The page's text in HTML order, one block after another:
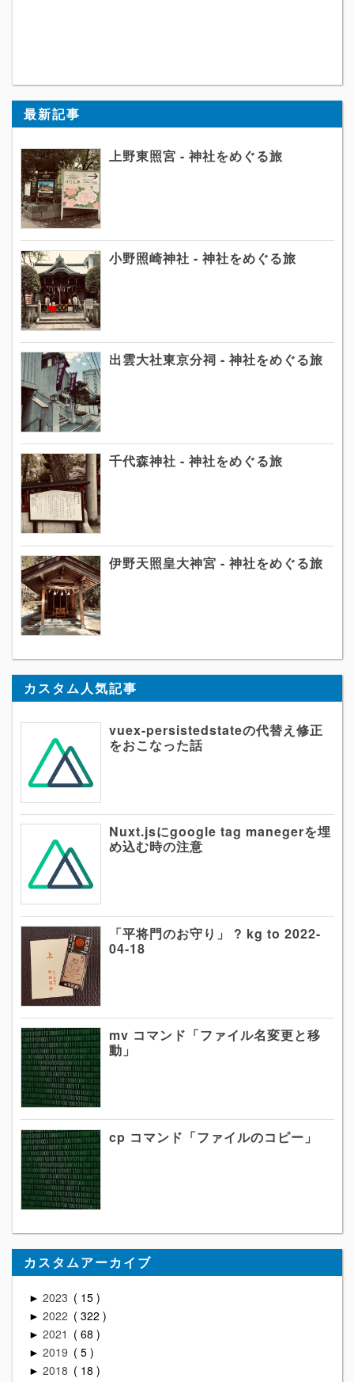
最新記事
上野東照宮 - 神社をめぐる旅
小野照崎神社 - 神社をめぐる旅
出雲大社東京分祠 - 神社をめぐる旅
千代森神社 - 神社をめぐる旅
伊野天照皇大神宮 - 神社をめぐる旅
カスタム人気記事
vuex-persistedstateの代替え修正
をおこなった話
Nuxt.jsにgoogle tag manegerを埋
め込む時の注意
「平将門のお守り」 ? kg to 2022-
04-18
mv コマンド「ファイル名変更と移
動」
cp コマンド「ファイルのコピー」
カスタムアーカイブ
► 2023 15
► 2022 322
► 2021 68
► 2019 5
► 2018 18